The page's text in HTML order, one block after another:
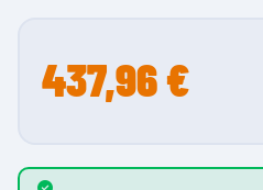
437,96 €